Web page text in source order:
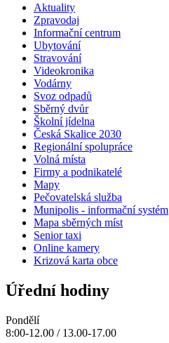
Aktuality
Zpravodaj
Informační centrum
Ubytování
Stravování
Videokronika
Vodárny
Svoz odpadů
Sběrný dvůr
Školní jídelna
Česká Skalice 2030
Regionální spolupráce
Volná místa
Firmy a podnikatelé
Mapy
Pečovatelská služba
Munipolis - informační systém
Mapa sběrných míst
Senior taxi
Online kamery
Krizová karta obce
Úřední hodiny
Pondělí
8:00-12.00 / 13.00-17.00